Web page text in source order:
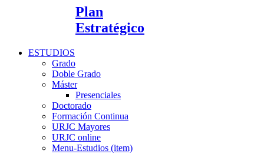
Plan
Estratégico
ESTUDIOS
Grado
Doble Grado
Máster
Presenciales
Doctorado
Formación Continua
URJC Mayores
URJC online
Menu-Estudios (item)